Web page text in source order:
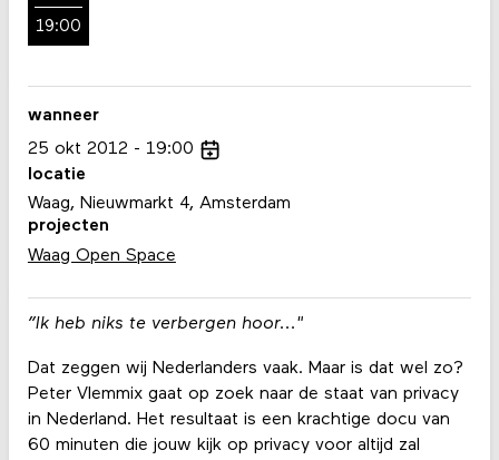
19:00
”Ik heb niks te verbergen hoor..."
Dat zeggen wij Nederlanders vaak. Maar is dat wel zo?
Peter Vlemmix gaat op zoek naar de staat van privacy
in Nederland. Het resultaat is een krachtige docu van
60 minuten die jouw kijk op privacy voor altijd zal
wanneer
25 okt 2012
19:00
locatie
Waag, Nieuwmarkt 4, Amsterdam
projecten
Waag Open Space